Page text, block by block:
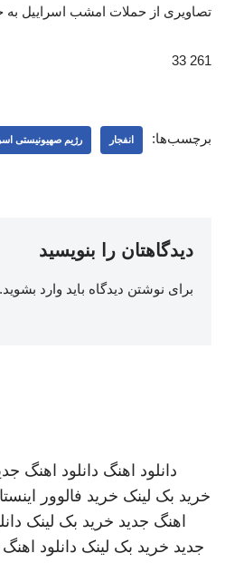
تصاویری از حملات امشب اسراییل به
261 33
برچسب‌ها: انفجار رژیم صهیونیستی
دیدگاهتان را بنویسید
برای نوشتن دیدگاه باید وارد بشوید.
دانلود اهنگ دانلود اهنگ
خرید بک لینک خرید فالوور
اهنگ جدید خرید بک لینک
جدید خرید بک لینک دانلود